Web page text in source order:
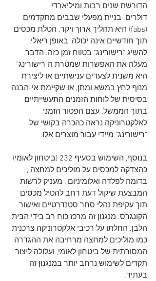
הדורשת שנים רבות ומיליארדי
דולרים. בניית מפעלי שבבים מתקדמים
(fabs) היא תהליך ארוך ויקר. הטלת מכסים
תוך חודשיים אינה יכולה, באופן ריאלי,
להשיג "רישורינג" בטווח זמן כזה. הדבר
מעלה את האפשרות שמטרת ה"רישורינג"
היא משנית לצעדים ענישתיים או ליצירת
מנוף לחץ במשא ומתן, או שקיימת אי-הבנה
בסיסית של לוחות הזמנים התעשייתיים
בתוך הממשל. עצם הפטור הזמני
לאלקטרוניקה נראה כהכרה בקושי של
"רישורינג" מיידי עבור מוצרים אלו.
בנוסף, השימוש בסעיף 232 (ביטחון לאומי)
כהצדקה למכסים על מוליכים למחצה ,
בדומה לפלדה ואלומיניום , מעניק לרשות
המבצעת שיקול דעת רחב להטיל מכסים
תוך עקיפת נהלי סחר סטנדרטיים ואישור
הקונגרס. מנגנון זה מרכז כוח רב בידי הבית
הלבן. החלתו על רכיבי אלקטרוניקה צרכנית
כמו מוליכים למחצה מרחיבה את ההגדרה
המסורתית של ביטחון לאומי, ועלולה ליצור
תקדים לשימוש נרחב יותר במנגנון זה
בעתיד.